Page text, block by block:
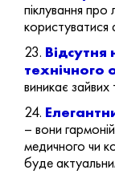
піклування про
користуватися
23.
технічного
виникає зайвих
24.
– вони
медичного чи
буде